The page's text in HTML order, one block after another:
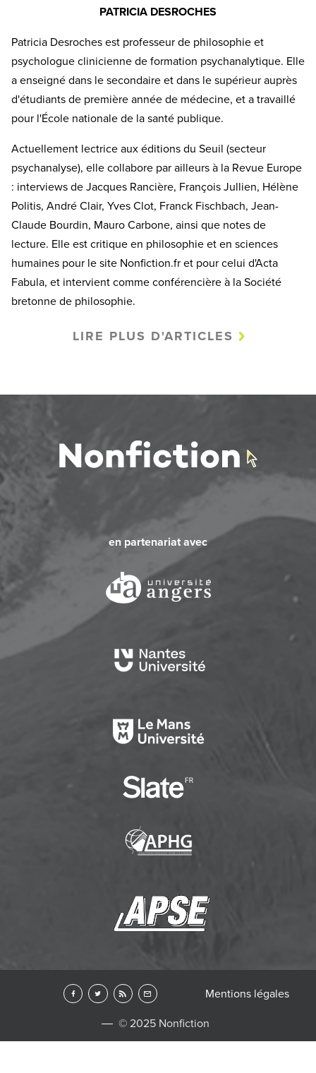
PATRICIA DESROCHES
Patricia Desroches est professeur de philosophie et
psychologue clinicienne de formation psychanalytique. Elle
a enseigné dans le secondaire et dans le supérieur auprès
d'étudiants de première année de médecine, et a travaillé
pour l'École nationale de la santé publique.
Actuellement lectrice aux éditions du Seuil (secteur
psychanalyse), elle collabore par ailleurs à la Revue Europe
: interviews de Jacques Rancière, François Jullien, Hélène
Politis, André Clair, Yves Clot, Franck Fischbach, Jean-
Claude Bourdin, Mauro Carbone, ainsi que notes de
lecture. Elle est critique en philosophie et en sciences
humaines pour le site Nonfiction.fr et pour celui d'Acta
Fabula, et intervient comme conférencière à la Société
bretonne de philosophie.
LIRE PLUS D'ARTICLES
en partenariat avec
© 2025 Nonfiction
Mentions légales